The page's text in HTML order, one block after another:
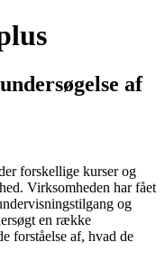
af
forskellige kurser og
Virksomheden har fået
og
en række
forståelse af, hvad de